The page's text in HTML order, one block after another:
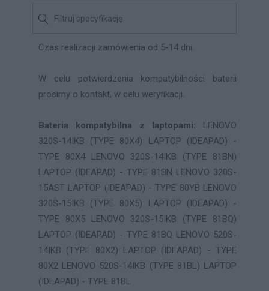
Czas realizacji zamówienia od 5-14 dni.
W celu potwierdzenia kompatybilności baterii
prosimy o kontakt, w celu weryfikacji.
Bateria kompatybilna z laptopami: LENOVO
320S-14IKB (TYPE 80X4) LAPTOP (IDEAPAD) -
TYPE 80X4 LENOVO 320S-14IKB (TYPE 81BN)
LAPTOP (IDEAPAD) - TYPE 81BN LENOVO 320S-
15AST LAPTOP (IDEAPAD) - TYPE 80YB LENOVO
320S-15IKB (TYPE 80X5) LAPTOP (IDEAPAD) -
TYPE 80X5 LENOVO 320S-15IKB (TYPE 81BQ)
LAPTOP (IDEAPAD) - TYPE 81BQ LENOVO 520S-
14IKB (TYPE 80X2) LAPTOP (IDEAPAD) - TYPE
80X2 LENOVO 520S-14IKB (TYPE 81BL) LAPTOP
(IDEAPAD) - TYPE 81BL